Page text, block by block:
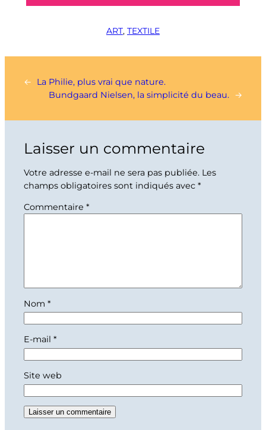
ART, TEXTILE
←
La Philie, plus vrai que nature.
Bundgaard Nielsen, la simplicité du beau. →
Laisser un commentaire
Votre adresse e-mail ne sera pas publiée. Les
champs obligatoires sont indiqués avec *
Commentaire *
Nom *
E-mail *
Site web